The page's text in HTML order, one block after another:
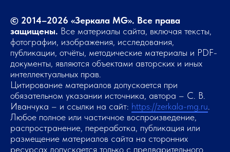
© 2014–2026 «Зеркала MG». Все права
защищены. Все материалы сайта, включая тексты,
фотографии, изображения, исследования,
публикации, отчёты, методические материалы и PDF-
документы, являются объектами авторских и иных
интеллектуальных прав.
Цитирование материалов допускается при
обязательном указании источника, автора – С. В.
Иванчука – и ссылки на сайт: https://zerkala-mg.ru
Любое полное или частичное воспроизведение,
распространение, переработка, публикация или
размещение материалов сайта на сторонних
ресурсах допускается только с предварительного